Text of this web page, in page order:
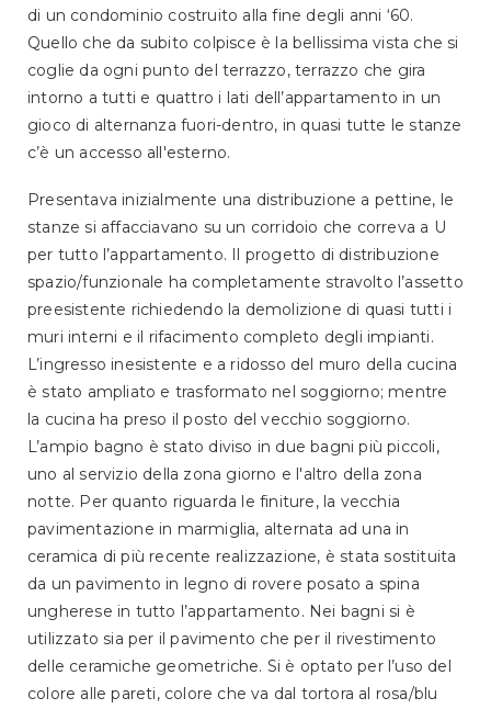
di un condominio costruito alla fine degli anni ‘60.
Quello che da subito colpisce è la bellissima vista che si
coglie da ogni punto del terrazzo, terrazzo che gira
intorno a tutti e quattro i lati dell’appartamento in un
gioco di alternanza fuori-dentro, in quasi tutte le stanze
c’è un accesso all'esterno.
Presentava inizialmente una distribuzione a pettine, le
stanze si affacciavano su un corridoio che correva a U
per tutto l’appartamento. Il progetto di distribuzione
spazio/funzionale ha completamente stravolto l’assetto
preesistente richiedendo la demolizione di quasi tutti i
muri interni e il rifacimento completo degli impianti.
L’ingresso inesistente e a ridosso del muro della cucina
è stato ampliato e trasformato nel soggiorno; mentre
la cucina ha preso il posto del vecchio soggiorno.
L’ampio bagno è stato diviso in due bagni più piccoli,
uno al servizio della zona giorno e l'altro della zona
notte. Per quanto riguarda le finiture, la vecchia
pavimentazione in marmiglia, alternata ad una in
ceramica di più recente realizzazione, è stata sostituita
da un pavimento in legno di rovere posato a spina
ungherese in tutto l’appartamento. Nei bagni si è
utilizzato sia per il pavimento che per il rivestimento
delle ceramiche geometriche. Si è optato per l’uso del
colore alle pareti, colore che va dal tortora al rosa/blu